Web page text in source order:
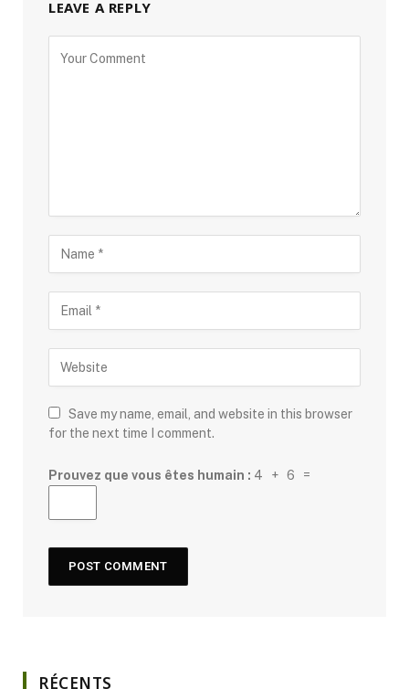
LEAVE A REPLY
Save my name, email, and website in this browser
for the next time I comment.
Prouvez que vous êtes humain : 4 + 6 =
RÉCENTS